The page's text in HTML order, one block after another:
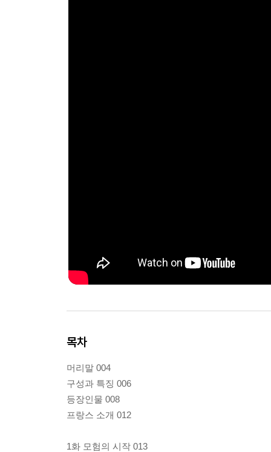
목차
머리말 004
구성과 특징 006
등장인물 008
프랑스 소개 012
1화 모험의 시작 013